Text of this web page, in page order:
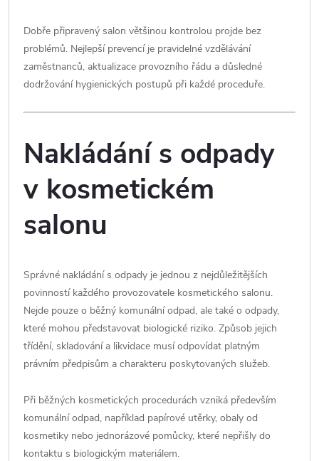
Dobře připravený salon většinou kontrolou projde bez
problémů. Nejlepší prevencí je pravidelné vzdělávání
zaměstnanců, aktualizace provozního řádu a důsledné
dodržování hygienických postupů při každé proceduře.
Nakládání s odpady
v kosmetickém
salonu
Správné nakládání s odpady je jednou z nejdůležitějších
povinností každého provozovatele kosmetického salonu.
Nejde pouze o běžný komunální odpad, ale také o odpady,
které mohou představovat biologické riziko. Způsob jejich
třídění, skladování a likvidace musí odpovídat platným
právním předpisům a charakteru poskytovaných služeb.
Při běžných kosmetických procedurách vzniká především
komunální odpad, například papírové utěrky, obaly od
kosmetiky nebo jednorázové pomůcky, které nepřišly do
kontaktu s biologickým materiálem.